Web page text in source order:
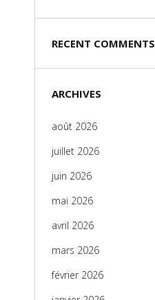
RECENT COMMENTS
ARCHIVES
août 2026
juillet 2026
juin 2026
mai 2026
avril 2026
mars 2026
février 2026